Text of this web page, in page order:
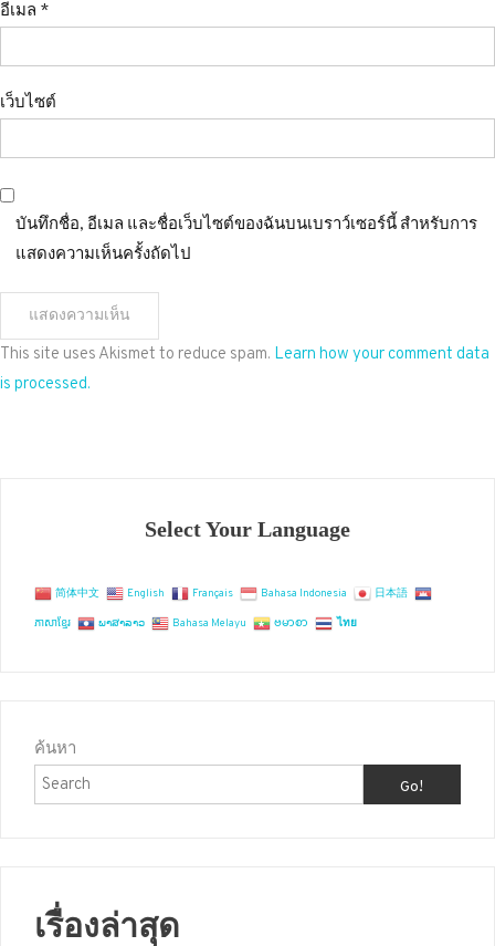
อีเมล *
เว็บไซต์
บันทึกชื่อ, อีเมล และชื่อเว็บไซต์ของฉันบนเบราว์เซอร์นี้ สำหรับการ
แสดงความเห็นครั้งถัดไป
This site uses Akismet to reduce spam. Learn how your comment data
is processed.
Select Your Language
简体中文 English Français Bahasa Indonesia 日本語
ភាសាខ្មែរ ພາສາລາວ Bahasa Melayu ဗမာစာ ไทย
ค้นหา
Go!
เรื่องล่าสุด